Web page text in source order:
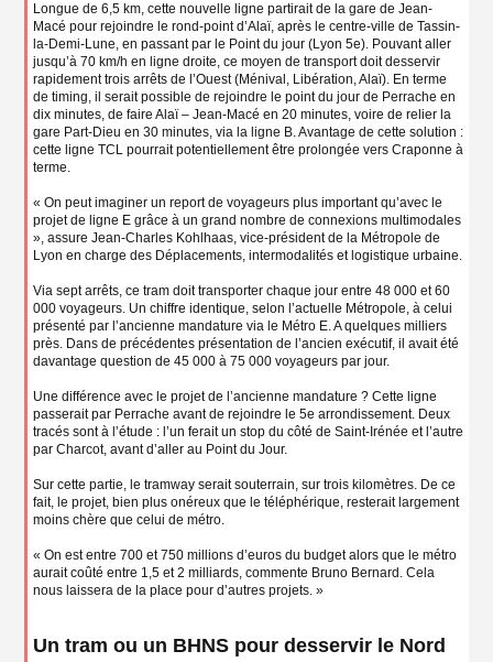
Longue de 6,5 km, cette nouvelle ligne partirait de la gare de Jean-
Macé pour rejoindre le rond-point d’Alaï, après le centre-ville de Tassin-
la-Demi-Lune, en passant par le Point du jour (Lyon 5e). Pouvant aller
jusqu’à 70 km/h en ligne droite, ce moyen de transport doit desservir
rapidement trois arrêts de l’Ouest (Ménival, Libération, Alaï). En terme
de timing, il serait possible de rejoindre le point du jour de Perrache en
dix minutes, de faire Alaï – Jean-Macé en 20 minutes, voire de relier la
gare Part-Dieu en 30 minutes, via la ligne B. Avantage de cette solution :
cette ligne TCL pourrait potentiellement être prolongée vers Craponne à
terme.
« On peut imaginer un report de voyageurs plus important qu’avec le
projet de ligne E grâce à un grand nombre de connexions multimodales
», assure Jean-Charles Kohlhaas, vice-président de la Métropole de
Lyon en charge des Déplacements, intermodalités et logistique urbaine.
Via sept arrêts, ce tram doit transporter chaque jour entre 48 000 et 60
000 voyageurs. Un chiffre identique, selon l’actuelle Métropole, à celui
présenté par l’ancienne mandature via le Métro E. A quelques milliers
près. Dans de précédentes présentation de l’ancien exécutif, il avait été
davantage question de 45 000 à 75 000 voyageurs par jour.
Une différence avec le projet de l’ancienne mandature ? Cette ligne
passerait par Perrache avant de rejoindre le 5e arrondissement. Deux
tracés sont à l’étude : l’un ferait un stop du côté de Saint-Irénée et l’autre
par Charcot, avant d’aller au Point du Jour.
Sur cette partie, le tramway serait souterrain, sur trois kilomètres. De ce
fait, le projet, bien plus onéreux que le téléphérique, resterait largement
moins chère que celui de métro.
« On est entre 700 et 750 millions d’euros du budget alors que le métro
aurait coûté entre 1,5 et 2 milliards, commente Bruno Bernard. Cela
nous laissera de la place pour d’autres projets. »
Un tram ou un BHNS pour desservir le Nord